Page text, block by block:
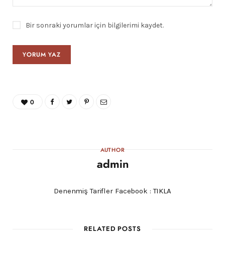
Bir sonraki yorumlar için bilgilerimi kaydet.
0
AUTHOR
admin
Denenmiş Tarifler Facebook :TIKLA
RELATED POSTS